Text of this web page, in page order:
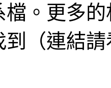
檔。更多
到（連結